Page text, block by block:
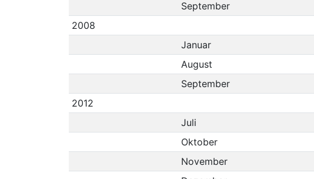
September
2008
Januar
August
September
2012
Juli
Oktober
November